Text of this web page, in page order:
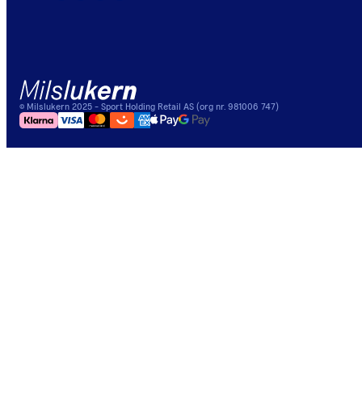
© Milslukern 2025 - Sport Holding Retail AS (org nr. 981006 747)